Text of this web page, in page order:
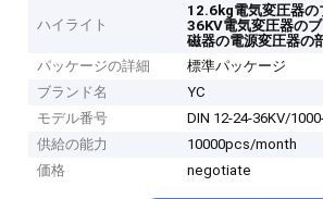
ハイライト
12.6kg電気変圧器の
36KV電気変圧器の
磁器の電源変圧器の
パッケージの詳細
標準パッケージ
ブランド名
YC
モデル番号
DIN 12-24-36KV/
供給の能力
10000pcs/month
価格
negotiate